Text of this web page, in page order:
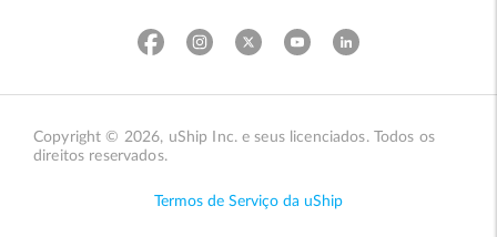
Copyright © 2026, uShip Inc. e seus licenciados. Todos os
direitos reservados.
Termos de Serviço da uShip